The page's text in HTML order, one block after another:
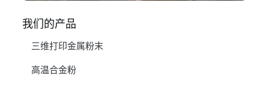
我们的产品
三维打印金属粉末
高温合金粉